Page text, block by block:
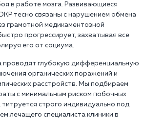
в работе мозга. Развивающиеся
тесно связаны с нарушением обмена
грамотной медикаментозной
прогрессирует, захватывая все
его от социума.
проводят глубокую дифференциальную
органических поражений и
расстройств. Мы подбираем
с минимальным риском побочных
строго индивидуально под
лечащего специалиста клиники в